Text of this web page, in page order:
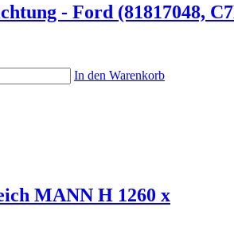
- Ford (81817048,
In den Warenkorb
MANN H 1260 x